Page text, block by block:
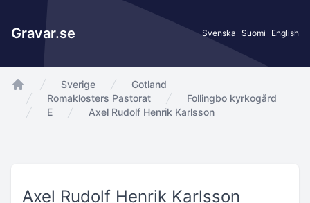
Gravar.se Svenska Suomi English
app.Start
Sverige
Gotland
Romaklosters Pastorat
Follingbo kyrkogård
E
Axel Rudolf Henrik Karlsson
Axel Rudolf Henrik Karlsson